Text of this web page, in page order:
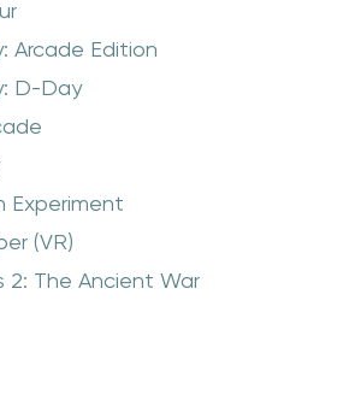
Arcade Edition
D-Day
Experiment
(VR)
2: The Ancient War